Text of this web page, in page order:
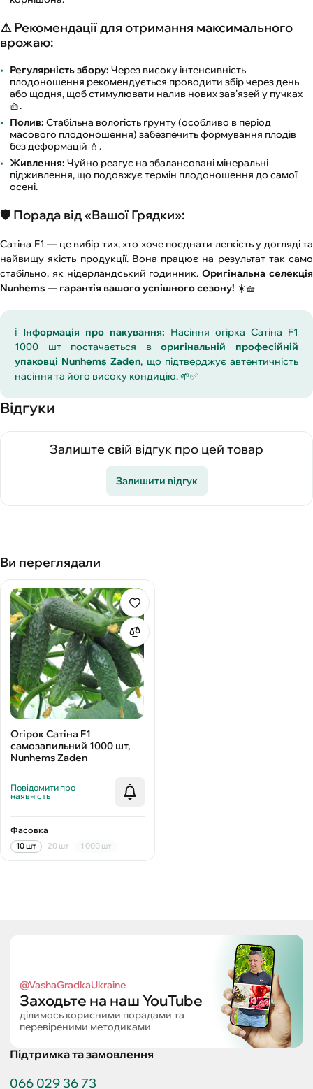
⚠️ Рекомендації для отримання максимального
врожаю:
Регулярність збору: Через високу інтенсивність
плодоношення рекомендується проводити збір через день
або щодня, щоб стимулювати налив нових зав'язей у пучках
🧺.
Полив: Стабільна вологість ґрунту (особливо в період
масового плодоношення) забезпечить формування плодів
без деформацій 💧.
Живлення: Чуйно реагує на збалансовані мінеральні
підживлення, що подовжує термін плодоношення до самої
осені.
🛡️ Порада від «Вашої Грядки»:
Сатіна F1 — це вибір тих, хто хоче поєднати легкість у догляді та
найвищу якість продукції. Вона працює на результат так само
стабільно, як нідерландський годинник.Оригінальна селекція
Nunhems — гарантія вашого успішного сезону! ☀️🧺
ℹ️ Інформація про пакування: Насіння огірка Сатіна F1
1000 шт постачається воригінальній професійній
упаковці Nunhems Zaden, що підтверджує автентичність
насіння та його високу кондицію. 🌱✅
Відгуки
Залиште свій відгук про цей товар
Залишити відгук
Ви переглядали
Огірок Сатіна F1
самозапильний 1000 шт,
Nunhems Zaden
Повідомити про
наявність
Фасовка
10 шт 20 шт 1 000 шт
@VashaGradkaUkraine
Заходьте на наш YouTube
ділимось корисними порадами та
перевіреними методиками
Підтримка та замовлення
066 029 36 73